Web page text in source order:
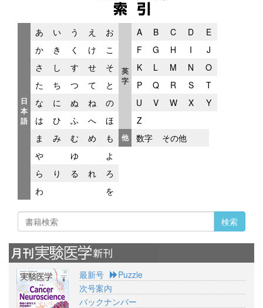
日
本
語
あ い う え
お
か
き く け
こ
さ
し す せ
そ
た
ち つ て
と
な
に ぬ ね
の
は
ひ ふ へ
ほ
ま
み む め
も
や
ゆ
よ
ら
り る れ
ろ
わ
を
英
字
A B C D
E
F
G H I
J
K
L M N
O
P
Q R S
T
U
V W X
Y
Z
他 数字 その他
検索
最新号
Puzzle
次号案内
バックナンバー